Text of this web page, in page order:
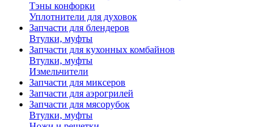
Тэны конфорки
Уплотнители для духовок
Запчасти для блендеров
Втулки, муфты
Запчасти для кухонных комбайнов
Втулки, муфты
Измельчители
Запчасти для миксеров
Запчасти для аэрогрилей
Запчасти для мясорубок
Втулки, муфты